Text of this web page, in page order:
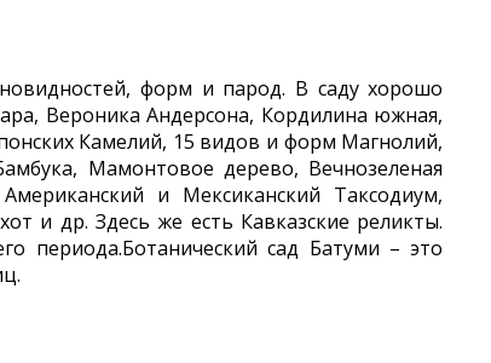
форм и парод. В саду хорошо
Вероника Андерсона, Кордилина южная,
Камелий, 15 видов и форм Магнолий,
Мамонтовое дерево, Вечнозеленая
и Мексиканский Таксодиум,
и др. Здесь же есть Кавказские реликты.
периода.Ботанический сад Батуми – это